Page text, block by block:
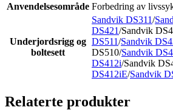
Anvendelsesområde Forbedring av
Underjordsrigg og
boltesett
Sandvik DS311/
DS421/Sandvik
DS511/Sandvik
DS510/Sandvik
DS412i/Sandvik
DS412iE/Sandvik
Relaterte produkter